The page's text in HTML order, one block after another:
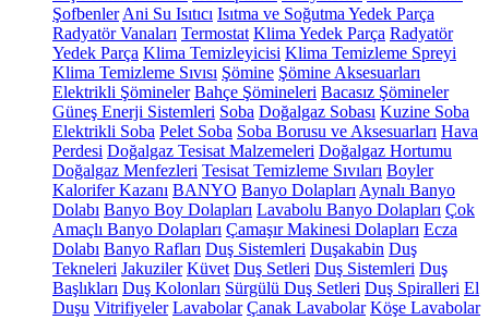
Şofbenler Ani Su Isıtıcı Isıtma ve Soğutma Yedek Parça
Radyatör Vanaları Termostat Klima Yedek Parça Radyatör
Yedek Parça Klima Temizleyicisi Klima Temizleme Spreyi
Klima Temizleme Sıvısı Şömine Şömine Aksesuarları
Elektrikli Şömineler Bahçe Şömineleri Bacasız Şömineler
Güneş Enerji Sistemleri Soba Doğalgaz Sobası Kuzine Soba
Elektrikli Soba Pelet Soba Soba Borusu ve Aksesuarları Hava
Perdesi Doğalgaz Tesisat Malzemeleri Doğalgaz Hortumu
Doğalgaz Menfezleri Tesisat Temizleme Sıvıları Boyler
Kalorifer Kazanı BANYO Banyo Dolapları Aynalı Banyo
Dolabı Banyo Boy Dolapları Lavabolu Banyo Dolapları Çok
Amaçlı Banyo Dolapları Çamaşır Makinesi Dolapları Ecza
Dolabı Banyo Rafları Duş Sistemleri Duşakabin Duş
Tekneleri Jakuziler Küvet Duş Setleri Duş Sistemleri Duş
Başlıkları Duş Kolonları Sürgülü Duş Setleri Duş Spiralleri El
Duşu Vitrifiyeler Lavabolar Çanak Lavabolar Köşe Lavabolar